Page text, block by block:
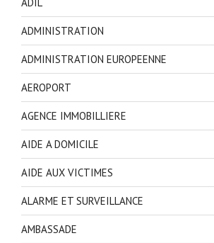
ADMINISTRATION
ADMINISTRATION EUROPEENNE
AEROPORT
AGENCE IMMOBILLIERE
AIDE A DOMICILE
AIDE AUX VICTIMES
ALARME ET SURVEILLANCE
AMBASSADE